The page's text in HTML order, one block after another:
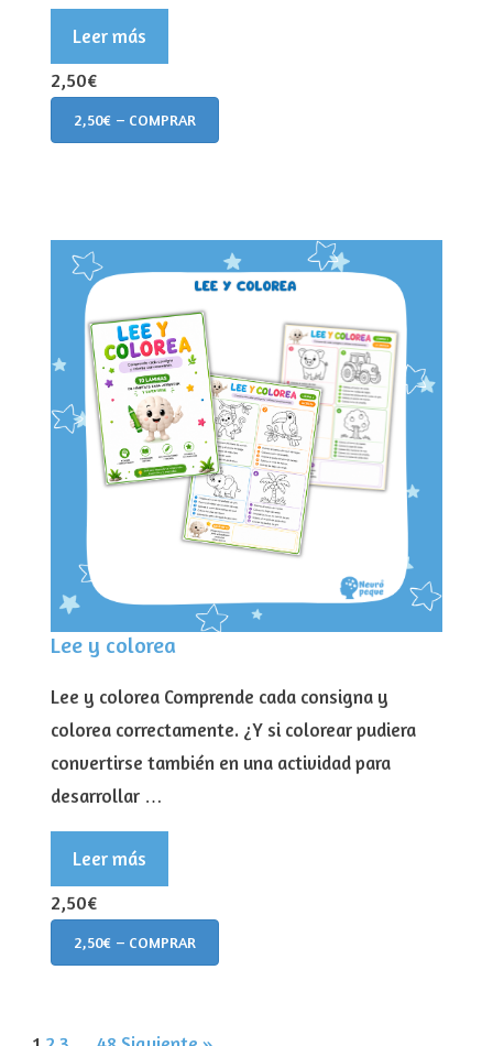
Leer más
2,50€
2,50€ – COMPRAR
Lee y colorea
Lee y colorea Comprende cada consigna y
colorea correctamente. ¿Y si colorear pudiera
convertirse también en una actividad para
desarrollar …
Leer más
2,50€
2,50€ – COMPRAR